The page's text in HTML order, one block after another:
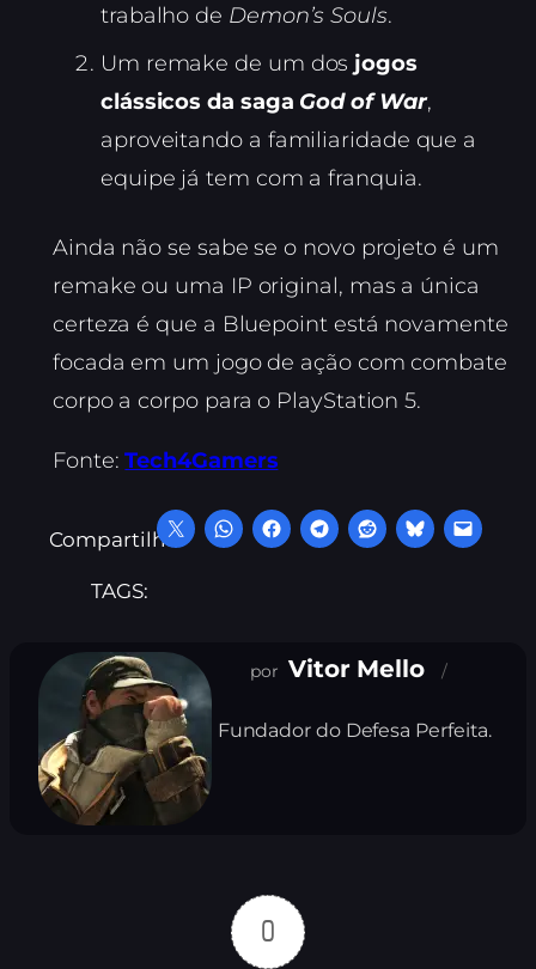
trabalho de Demon’s Souls.
Um remake de um dos jogos
clássicos da saga God of War,
aproveitando a familiaridade que a
equipe já tem com a franquia.
Ainda não se sabe se o novo projeto é um
remake ou uma IP original, mas a única
certeza é que a Bluepoint está novamente
focada em um jogo de ação com combate
corpo a corpo para o PlayStation 5.
Fonte:Tech4Gamers
Compartilhe:
TAGS:
Vitor Mello
Fundador do Defesa Perfeita.
0